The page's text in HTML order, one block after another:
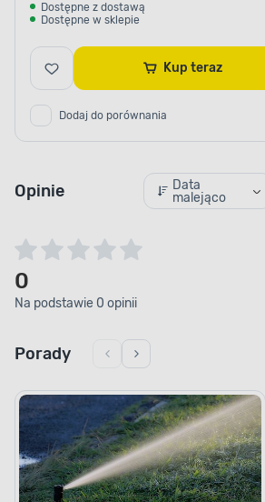
Dostępne z dostawą
Dostępne w sklepie
Kup teraz
Dodaj do porównania
Opinie
Data
malejąco
0
Na podstawie 0 opinii
Porady